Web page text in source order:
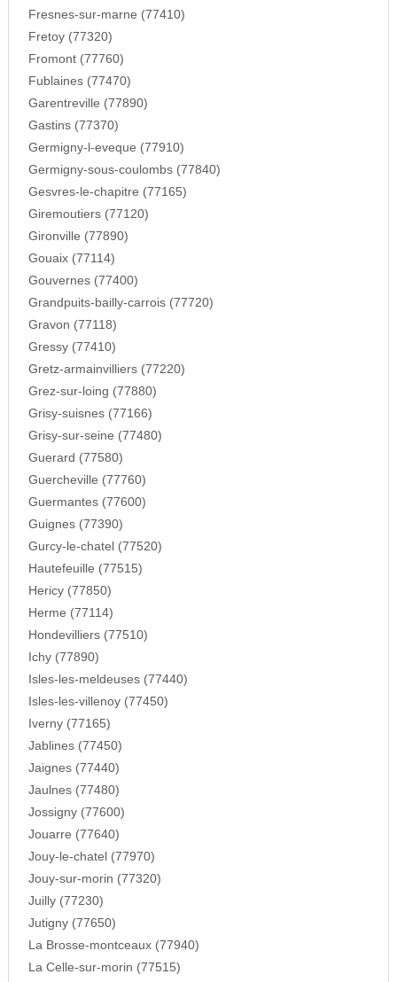
Fresnes-sur-marne (77410)
Fretoy (77320)
Fromont (77760)
Fublaines (77470)
Garentreville (77890)
Gastins (77370)
Germigny-l-eveque (77910)
Germigny-sous-coulombs (77840)
Gesvres-le-chapitre (77165)
Giremoutiers (77120)
Gironville (77890)
Gouaix (77114)
Gouvernes (77400)
Grandpuits-bailly-carrois (77720)
Gravon (77118)
Gressy (77410)
Gretz-armainvilliers (77220)
Grez-sur-loing (77880)
Grisy-suisnes (77166)
Grisy-sur-seine (77480)
Guerard (77580)
Guercheville (77760)
Guermantes (77600)
Guignes (77390)
Gurcy-le-chatel (77520)
Hautefeuille (77515)
Hericy (77850)
Herme (77114)
Hondevilliers (77510)
Ichy (77890)
Isles-les-meldeuses (77440)
Isles-les-villenoy (77450)
Iverny (77165)
Jablines (77450)
Jaignes (77440)
Jaulnes (77480)
Jossigny (77600)
Jouarre (77640)
Jouy-le-chatel (77970)
Jouy-sur-morin (77320)
Juilly (77230)
Jutigny (77650)
La Brosse-montceaux (77940)
La Celle-sur-morin (77515)